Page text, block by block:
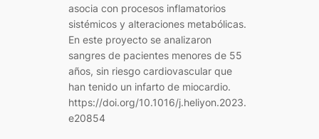
asocia con procesos inflamatorios
sistémicos y alteraciones metabólicas.
En este proyecto se analizaron
sangres de pacientes menores de 55
años, sin riesgo cardiovascular que
han tenido un infarto de miocardio.
https://doi.org/10.1016/j.heliyon.2023.
e20854